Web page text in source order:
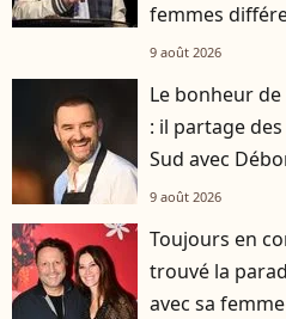
femmes
9 août 2026
Le bonheur de
: il partage
Sud avec
9 août 2026
Toujours en
trouvé la
avec sa